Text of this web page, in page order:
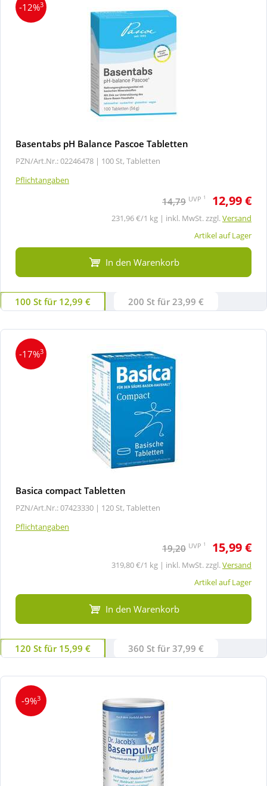
-12%3
Basentabs pH Balance Pascoe Tabletten
PZN/Art.Nr.: 02246478 | 100 St, Tabletten
Pflichtangaben
14,79 UVP 1 12,99 €
231,96 €/1 kg | inkl. MwSt. zzgl.Versand
Artikel auf Lager
In den Warenkorb
100 St für 12,99 € 200 St für 23,99 €
-17%3
Basica compact Tabletten
PZN/Art.Nr.: 07423330 | 120 St, Tabletten
Pflichtangaben
19,20 UVP 1 15,99 €
319,80 €/1 kg | inkl. MwSt. zzgl.Versand
Artikel auf Lager
In den Warenkorb
120 St für 15,99 € 360 St für 37,99 €
-9%3